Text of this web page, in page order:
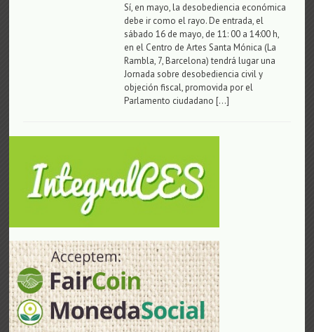
Sí, en mayo, la desobediencia económica
debe ir como el rayo. De entrada, el
sábado 16 de mayo, de 11: 00 a 14:00 h,
en el Centro de Artes Santa Mónica (La
Rambla, 7, Barcelona) tendrá lugar una
Jornada sobre desobediencia civil y
objeción fiscal, promovida por el
Parlamento ciudadano […]